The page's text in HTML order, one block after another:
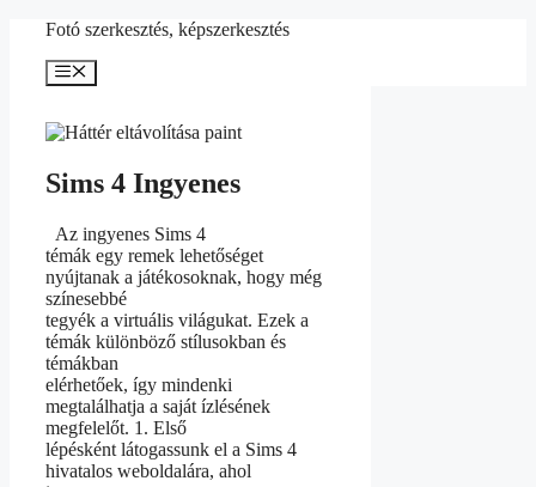
Kilépés
tartalomba
Fotó szerkesztés, képszerkesztés
Menü
Sims 4 Ingyenes
Az ingyenes Sims 4
témák egy remek lehetőséget
nyújtanak a játékosoknak, hogy még
színesebbé
tegyék a virtuális világukat. Ezek a
témák különböző stílusokban és
témákban
elérhetőek, így mindenki
megtalálhatja a saját ízlésének
megfelelőt. 1. Első
lépésként látogassunk el a Sims 4
hivatalos weboldalára, ahol